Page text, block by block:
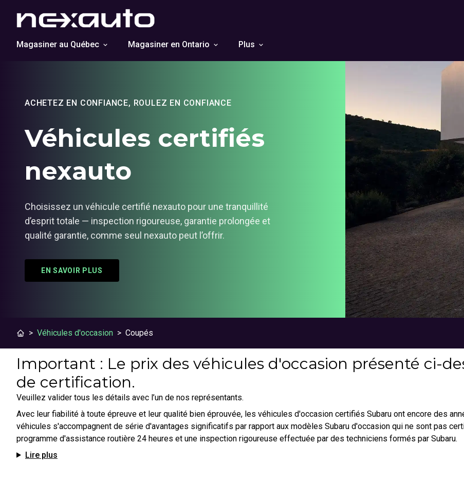
Magasiner au Québec Magasiner en Ontario Plus
ACHETEZ EN CONFIANCE, ROULEZ EN CONFIANCE
Véhicules certifiés
nexauto
Choisissez un véhicule certifié nexauto pour une tranquillité
d’esprit totale — inspection rigoureuse, garantie prolongée et
qualité garantie, comme seul nexauto peut l’offrir.
EN SAVOIR PLUS
> Véhicules d'occasion > Coupés
Important : Le prix des véhicules d'occasion présenté ci-
de certification.
Veuillez valider tous les détails avec l’un de nos représentants.
Avec leur fiabilité à toute épreuve et leur qualité bien éprouvée, les véhicules d'occasion certifiés Subaru ont encore des
véhicules s'accompagnent de série d'avantages significatifs par rapport aux modèles Subaru d'occasion qui ne sont pas
programme d'assistance routière 24 heures et une inspection rigoureuse effectuée par des techniciens formés par Subaru.
Lire plus